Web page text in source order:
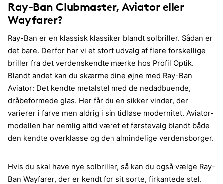
Ray-Ban Clubmaster, Aviator eller
Wayfarer?
Ray-Ban er en klassisk klassiker blandt solbriller. Sådan er
det bare. Derfor har vi et stort udvalg af flere forskellige
briller fra det verdenskendte mærke hos Profil Optik.
Blandt andet kan du skærme dine øjne med Ray-Ban
Aviator: Det kendte metalstel med de nedadbuende,
dråbeformede glas. Her får du en sikker vinder, der
varierer i farve men aldrig i sin tidløse modernitet. Aviator-
modellen har nemlig altid været et førstevalg blandt både
den kendte overklasse og den almindelige verdensborger.
Hvis du skal have nye solbriller, så kan du også vælge Ray-
Ban Wayfarer, der er kendt for sit sorte, firkantede stel.